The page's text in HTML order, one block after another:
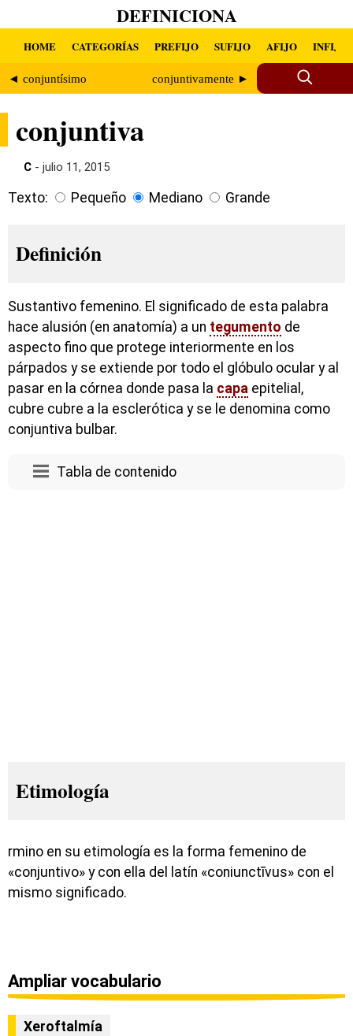
DEFINICIONA
HOME CATEGORÍAS PREFIJO SUFIJO AFIJO INFIJO
◄ conjuntísimo conjuntivamente ►
conjuntiva
C - julio 11, 2015
Texto: Pequeño Mediano Grande
Definición
Sustantivo femenino. El significado de esta palabra
hace alusión (en anatomía) a un tegumento de
aspecto fino que protege interiormente en los
párpados y se extiende por todo el glóbulo ocular y al
pasar en la córnea donde pasa la capa epitelial,
cubre cubre a la esclerótica y se le denomina como
conjuntiva bulbar.
Tabla de contenido
Etimología
rmino en su etimología es la forma femenino de
«conjuntivo» y con ella del latín «coniunctīvus» con el
mismo significado.
Ampliar vocabulario
Xeroftalmía